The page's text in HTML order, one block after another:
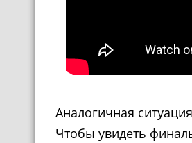
Аналогичная
Чтобы увидеть